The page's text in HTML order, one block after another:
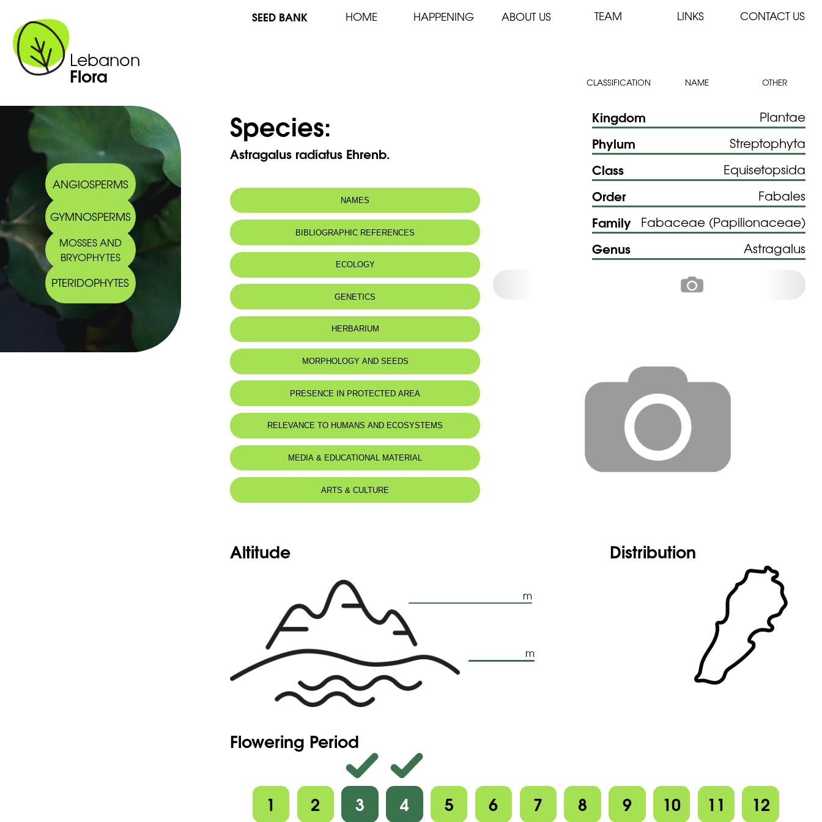
Lebanon
Flora
SEED BANK HOME HAPPENING ABOUT US TEAM LINKS CONTACT US
CLASSIFICATION NAME OTHER
ANGIOSPERMS
GYMNOSPERMS
MOSSES AND
BRYOPHYTES
PTERIDOPHYTES
Species:
Astragalus radiatus Ehrenb.
NAMES
BIBLIOGRAPHIC REFERENCES
ECOLOGY
Sables littoraux et déserts.
GENETICS
HERBARIUM
MORPHOLOGY AND SEEDS
Botanic Description
-Plante apprimée-canescente, à tiges couchées ou ascendantes,
grêles, 10-30 cm.
-Feuilles elliptiques, à 6-8 paires.
feuille.
-Corolle plus courte que chez A. cruciatus.
-Gousses courtes, divergentes en étoile, aiguës, bigibbeuses à leur
base, presque rectilignes, à pubescence ascendante.
PRESENCE IN PROTECTED AREA
RELEVANCE TO HUMANS AND ECOSYSTEMS
Food for animals :Mustela nivalis
MEDIA & EDUCATIONAL MATERIAL
ARTS & CULTURE
Kingdom Plantae
Phylum Streptophyta
Class Equisetopsida
Order Fabales
Family Fabaceae (Papilionaceae)
Genus Astragalus
Altitude
m
m
Distribution
Flowering Period
1 2 3 4 5 6 7 8 9 10 11 12